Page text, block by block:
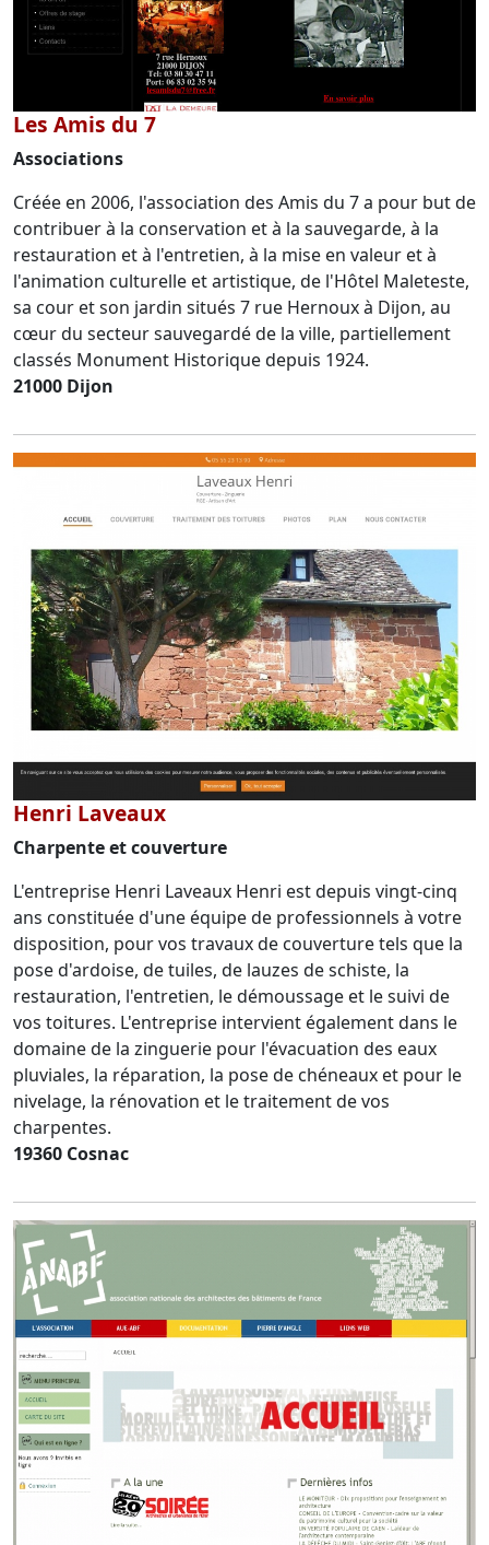
Les Amis du 7
Associations
Créée en 2006, l'association des Amis du 7 a pour but de
contribuer à la conservation et à la sauvegarde, à la
restauration et à l'entretien, à la mise en valeur et à
l'animation culturelle et artistique, de l'Hôtel Maleteste,
sa cour et son jardin situés 7 rue Hernoux à Dijon, au
cœur du secteur sauvegardé de la ville, partiellement
classés Monument Historique depuis 1924.
21000 Dijon
Henri Laveaux
Charpente et couverture
L'entreprise Henri Laveaux Henri est depuis vingt-cinq
ans constituée d'une équipe de professionnels à votre
disposition, pour vos travaux de couverture tels que la
pose d'ardoise, de tuiles, de lauzes de schiste, la
restauration, l'entretien, le démoussage et le suivi de
vos toitures. L'entreprise intervient également dans le
domaine de la zinguerie pour l'évacuation des eaux
pluviales, la réparation, la pose de chéneaux et pour le
nivelage, la rénovation et le traitement de vos
charpentes.
19360 Cosnac